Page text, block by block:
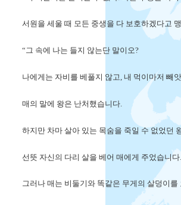
서원을 세울 때 모든 중생을 다 보호하겠다고
“그 속에 나는 들지 않는단 말이오?
나에게는 자비를 베풀지 않고, 내 먹이마저 빼
매의 말에 왕은 난처했습니다.
하지만 차마 살아 있는 목숨을 죽일 수 없었던
선뜻 자신의 다리 살을 베어 매에게 주었습니다.
그러나 매는 비둘기와 똑같은 무게의 살덩이를